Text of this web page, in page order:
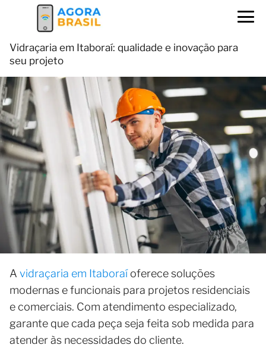
Vidraçaria em Itaboraí: qualidade e inovação para
seu projeto
A vidraçaria em Itaboraíoferece soluções
modernas e funcionais para projetos residenciais
e comerciais. Com atendimento especializado,
garante que cada peça seja feita sob medida para
atender às necessidades do cliente.